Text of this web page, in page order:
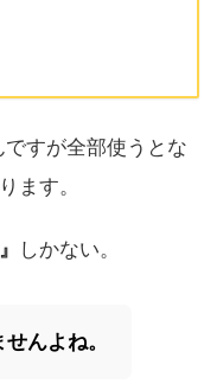
すが全部使うとな
ます。
しかない。
んよね。